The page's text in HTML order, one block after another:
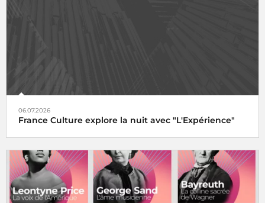
06.07.2026
France Culture explore la nuit avec "L'Expérience"